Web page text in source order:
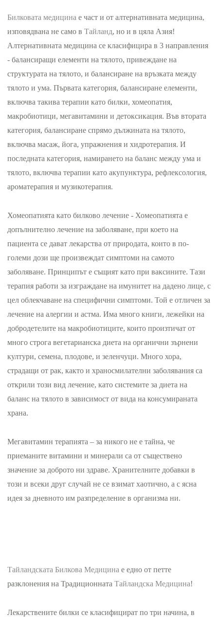
Билковата медицина е част и от алтернативната медицина,
изповядвана не само в Тайланд, но и в цяла Азия!
Алтернативната медицина се класифицира в 3 направления
- балансиращи елементи на тялото, привеждане на
структурата на тялото, и балансиране на връзката между
тялото и ума. Първата категория, балансиране елементи,
включва такива терапии като билки, хомеопатия,
макробиотици, мегавитамини и детоксикация. Във втората
категория, балансиране спрямо дължината на тялото,
включва масаж, йога, упражнения и хидротерапия. И
последната категория, намирането на баланс между ума и
тялото, включва терапии като акупунктура, рефлексология,
ароматерапия и музикотерапия.
Хомеопатията като билково лечение - Хомеопатията е
допълнително лечение на заболяване, при което на
пациента се дават лекарства от природата, които в по-
големи дози ще произвеждат симптоми на самото
заболяване. Принципът е същият като при ваксините. Тази
терапия работи за изграждане на имунитет на дадено лице, с
цел облекчаване на специфични симптоми. Той е отличен за
лечение на алергии и астма. Има много книги, лежейки на
добродетелите на макробиотиците, които произтичат от
много строга вегетарианска диета на органични зърнени
култури, семена, плодове, и зеленчуци. Много хора,
страдащи от рак, както и храносмилателни заболявания са
открили този вид лечение, като системите за диета на
баланс на тялото в зависимост от вида на консумираната
храна.
Мегавитамин терапията – за никого не е тайна, че
приеманите витамини и минерали са от съществено
значение за доброто ни здраве. Хранителните добавки в
този и всеки друг случай не се взимат хаотично, а с ясна
идея за дневното им разпределение в организма ни.
Тайландската Билкова Медицина е едно от петте
разклонения на Традиционната Тайландска Медицина!
Лекарствените билки се класифицират по три начина, в